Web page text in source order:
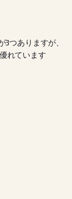
つありますが、
れています